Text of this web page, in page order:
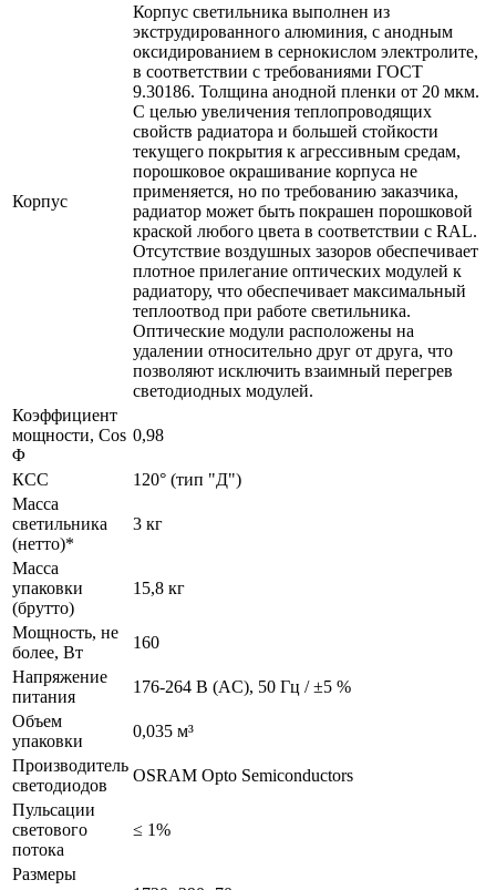
Корпус
Корпус светильника выполнен из
экструдированного алюминия, с анодным
оксидированием в сернокислом электролите,
в соответствии с требованиями ГОСТ
9.30186. Толщина анодной пленки от 20 мкм.
С целью увеличения теплопроводящих
свойств радиатора и большей стойкости
текущего покрытия к агрессивным средам,
порошковое окрашивание корпуса не
применяется, но по требованию заказчика,
радиатор может быть покрашен порошковой
краской любого цвета в соответствии с RAL.
Отсутствие воздушных зазоров обеспечивает
плотное прилегание оптических модулей к
радиатору, что обеспечивает максимальный
теплоотвод при работе светильника.
Оптические модули расположены на
удалении относительно друг от друга, что
позволяют исключить взаимный перегрев
светодиодных модулей.
Коэффициент
мощности, Cos
Φ
0,98
КСС
120° (тип "Д")
Масса
светильника
(нетто)*
3 кг
Масса
упаковки
(брутто)
15,8 кг
Мощность, не
более, Вт
160
Напряжение
питания
176-264 В (AC), 50 Гц / ±5 %
Объем
упаковки
0,035 м³
Производитель
светодиодов
OSRAM Opto Semiconductors
Пульсации
светового
потока
≤ 1%
Размеры